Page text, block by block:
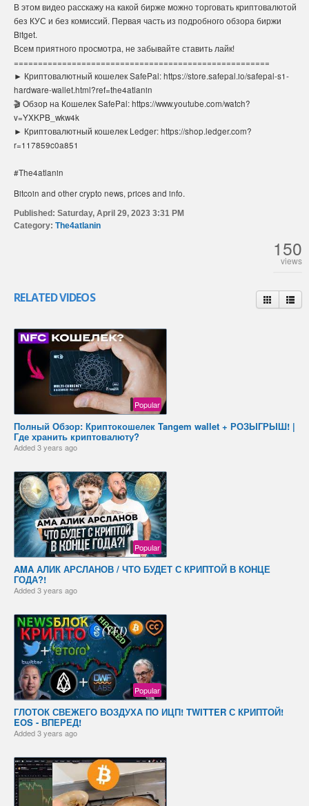
В этом видео расскажу на какой бирже можно торговать криптовалютой
без КУС и без комиссий. Первая часть из подробного обзора биржи
Bitget.
Всем приятного просмотра, не забывайте ставить лайк!
=====================================================
► Криптовалютный кошелек SafePal: https://store.safepal.io/safepal-s1-
hardware-wallet.html?ref=the4atlanin
🎬 Обзор на Кошелек SafePal: https://www.youtube.com/watch?
v=YXKPB_wkw4k
► Криптовалютный кошелек Ledger: https://shop.ledger.com?
r=117859c0a851
#The4atlanin
Bitcoin and other crypto news, prices and info.
Published: Saturday, April 29, 2023 3:31 PM
Category: The4atlanin
150
views
RELATED VIDEOS
Popular
Полный Обзор: Криптокошелек Tangem wallet + РОЗЫГРЫШ! |
Где хранить криптовалюту?
Added3 years ago
Popular
AMA АЛИК АРСЛАНОВ / ЧТО БУДЕТ С КРИПТОЙ В КОНЦЕ
ГОДА?!
Added3 years ago
Popular
ГЛОТОК СВЕЖЕГО ВОЗДУХА ПО ИЦП! TWITTER С КРИПТОЙ!
EOS - ВПЕРЕД!
Added3 years ago